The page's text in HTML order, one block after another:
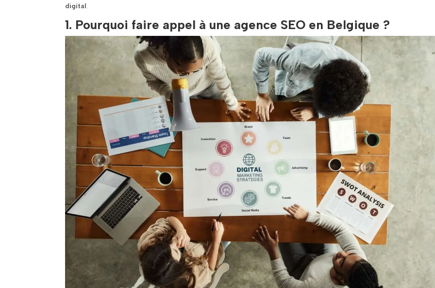
digital.
1. Pourquoi faire appel à une agence SEO en Belgique ?